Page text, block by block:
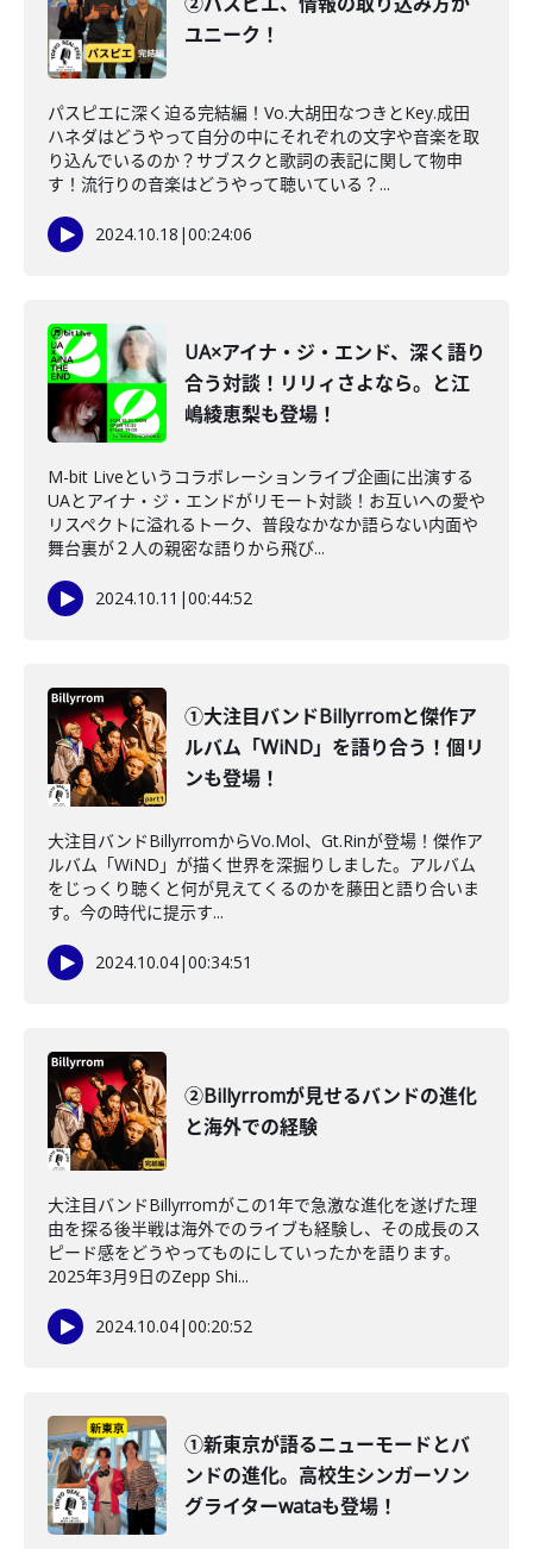
ユニーク！
パスピエに深く迫る完結編！Vo.大胡田なつきとKey.成田
ハネダはどうやって自分の中にそれぞれの文字や音楽を取
り込んでいるのか？サブスクと歌詞の表記に関して物申
す！流行りの音楽はどうやって聴いている？...
2024.10.18 |00:24:06
UA×アイナ・ジ・エンド、深く語り
合う対談！リリィさよなら。と江
嶋綾恵梨も登場！
M-bit Liveというコラボレーションライブ企画に出演する
UAとアイナ・ジ・エンドがリモート対談！お互いへの愛や
リスペクトに溢れるトーク、普段なかなか語らない内面や
舞台裏が２人の親密な語りから飛び...
2024.10.11 |00:44:52
①大注目バンドBillyrromと傑作ア
ルバム「WiND」を語り合う！個リ
ンも登場！
大注目バンドBillyrromからVo.Mol、Gt.Rinが登場！傑作ア
ルバム「WiND」が描く世界を深掘りしました。アルバム
をじっくり聴くと何が見えてくるのかを藤田と語り合いま
す。今の時代に提示す...
2024.10.04|00:34:51
②Billyrromが見せるバンドの進化
と海外での経験
大注目バンドBillyrromがこの1年で急激な進化を遂げた理
由を探る後半戦は海外でのライブも経験し、その成長のス
ピード感をどうやってものにしていったかを語ります。
2025年3月9日のZepp Shi...
2024.10.04|00:20:52
①新東京が語るニューモードとバ
ンドの進化。高校生シンガーソン
グライターwataも登場！